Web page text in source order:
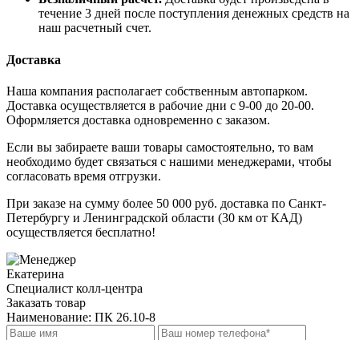
течение 3 дней после поступления денежных средств на
наш расчетный счет.
Доставка
Наша компания располагает собственным автопарком.
Доставка осуществляется в рабочие дни с 9-00 до 20-00.
Оформляется доставка одновременно с заказом.
Если вы забираете ваши товары самостоятельно, то вам
необходимо будет связаться с нашими менеджерами, чтобы
согласовать время отгрузки.
При заказе на сумму более 50 000 руб. доставка по Санкт-
Петербургу и Ленинградской области (30 км от КАД)
осуществляется бесплатно!
Екатерина
Специалист колл-центра
Заказать товар
Наименование: ПК 26.10-8